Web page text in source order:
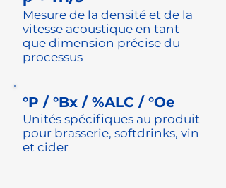
Mesure de la densité et de la
vitesse acoustique en tant
que dimension précise du
processus
°P / °Bx / %ALC / °Oe
Unités spécifiques au produit
pour brasserie, softdrinks, vin
et cider